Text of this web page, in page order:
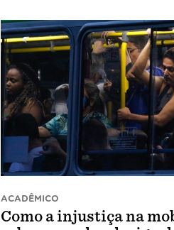
ACADÊMICO
Como a injustiça na